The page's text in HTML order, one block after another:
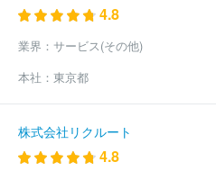
プ株式会社
京西テクノス株式会社
ルディングス
株式会社アルプス技研
ープ
ソフトバンクグループ株式会社
ＡＫＫＯＤｉＳコンサルティング株
クツ
株式会社ラクス
4.8
業界： サービス(その他)
本社： 東京都
株式会社リクルート
4.8